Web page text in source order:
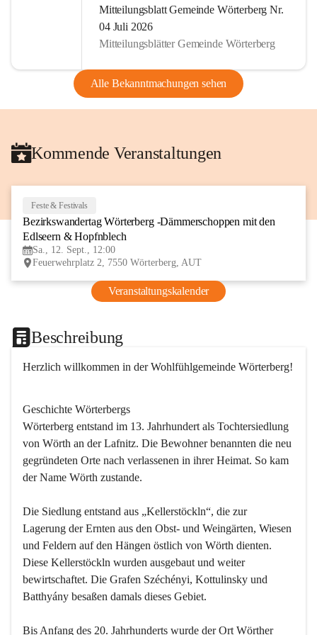
Mitteilungsblatt Gemeinde Wörterberg Nr.
04 Juli 2026
Mitteilungsblätter Gemeinde Wörterberg
Alle Bekanntmachungen sehen
Kommende Veranstaltungen
Feste & Festivals
Bezirkswandertag Wörterberg -Dämmerschoppen mit den
Edlseern & Hopfnblech
Sa., 12. Sept., 12:00
Feuerwehrplatz 2, 7550 Wörterberg, AUT
Veranstaltungskalender
Beschreibung
Herzlich willkommen in der Wohlfühlgemeinde Wörterberg!
Geschichte Wörterbergs
Wörterberg entstand im 13. Jahrhundert als Tochtersiedlung
von Wörth an der Lafnitz. Die Bewohner benannten die neu
gegründeten Orte nach verlassenen in ihrer Heimat. So kam
der Name Wörth zustande.
Die Siedlung entstand aus „Kellerstöckln“, die zur
Lagerung der Ernten aus den Obst- und Weingärten, Wiesen
und Feldern auf den Hängen östlich von Wörth dienten.
Diese Kellerstöckln wurden ausgebaut und weiter
bewirtschaftet. Die Grafen Széchényi, Kottulinsky und
Batthyány besaßen damals dieses Gebiet.
Bis Anfang des 20. Jahrhunderts wurde der Ort Wörther